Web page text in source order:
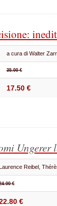
a cura di Walter
35.00 €
17.50 €
Ungerer
Reibel,
€
€